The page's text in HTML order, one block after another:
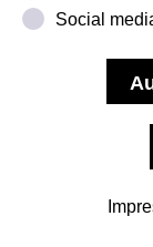
-THE
Wir laden
herzlich ein
Social